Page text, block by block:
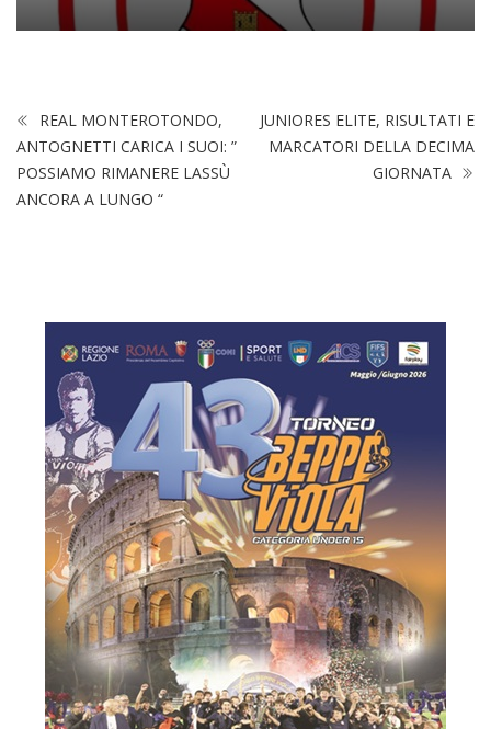
REAL MONTEROTONDO,
ANTOGNETTI CARICA I SUOI: ”
POSSIAMO RIMANERE LASSÙ
ANCORA A LUNGO “
JUNIORES ELITE, RISULTATI E
MARCATORI DELLA DECIMA
GIORNATA